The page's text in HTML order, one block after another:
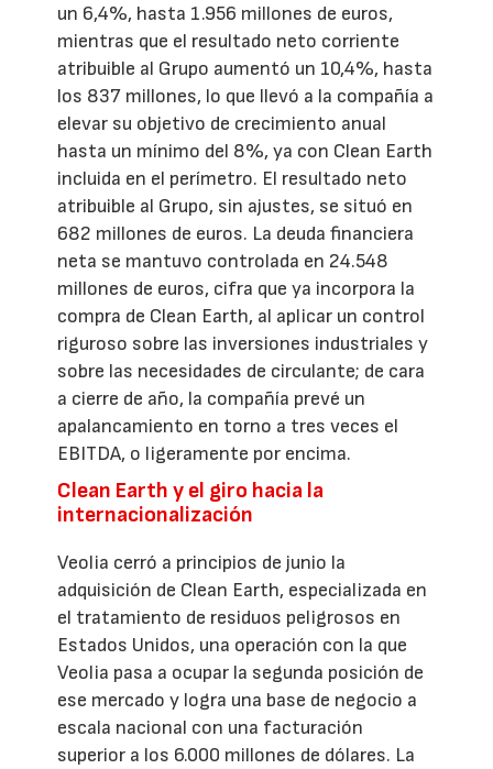
un 6,4%, hasta 1.956 millones de euros,
mientras que el resultado neto corriente
atribuible al Grupo aumentó un 10,4%, hasta
los 837 millones, lo que llevó a la compañía a
elevar su objetivo de crecimiento anual
hasta un mínimo del 8%, ya con Clean Earth
incluida en el perímetro. El resultado neto
atribuible al Grupo, sin ajustes, se situó en
682 millones de euros. La deuda financiera
neta se mantuvo controlada en 24.548
millones de euros, cifra que ya incorpora la
compra de Clean Earth, al aplicar un control
riguroso sobre las inversiones industriales y
sobre las necesidades de circulante; de cara
a cierre de año, la compañía prevé un
apalancamiento en torno a tres veces el
EBITDA, o ligeramente por encima.
Clean Earth y el giro hacia la
internacionalización
Veolia cerró a principios de junio la
adquisición de Clean Earth, especializada en
el tratamiento de residuos peligrosos en
Estados Unidos, una operación con la que
Veolia pasa a ocupar la segunda posición de
ese mercado y logra una base de negocio a
escala nacional con una facturación
superior a los 6.000 millones de dólares. La